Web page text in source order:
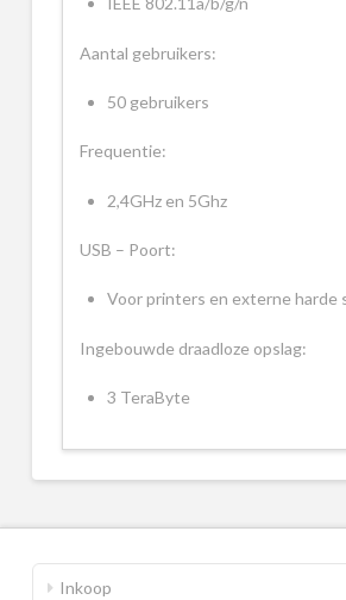
Aantal gebruikers:
50 gebruikers
Frequentie:
2,4GHz en 5Ghz
USB – Poort:
Voor printers en externe harde
Ingebouwde draadloze opslag:
3 TeraByte
Inkoop